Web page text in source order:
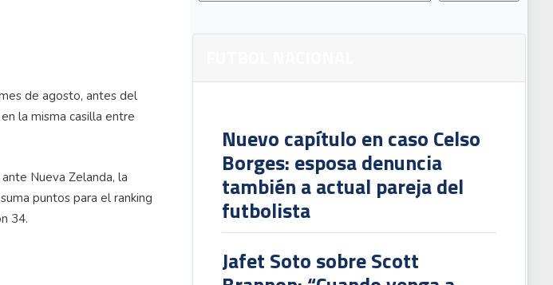
Nuevo capítulo en caso Celso
Borges: esposa denuncia
también a actual pareja del
futbolista
Jafet Soto sobre Scott
de agosto, antes del
la misma casilla entre
Nueva Zelanda, la
puntos para el ranking
34.